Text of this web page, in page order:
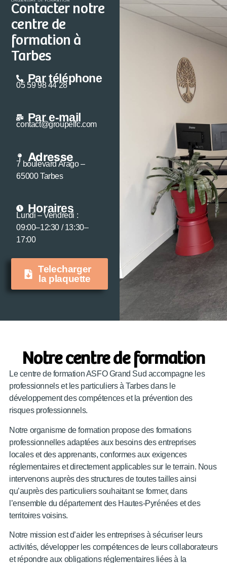
Contacter notre
centre de
formation à
Tarbes
Par téléphone
05 59 98 44 28
Par e-mail
contact@groupelfc.com
Adresse
7 boulevard Arago –
65000 Tarbes
Horaires
Lundi – Vendredi :
09:00–12:30 / 13:30–
17:00
Telecharger
la plaquette
Notre centre de formation
Le centre de formation ASFO Grand Sud accompagne les
professionnels et les particuliers à Tarbes dans le
développement des compétences et la prévention des
risques professionnels.
Notre organisme de formation propose des formations
professionnelles adaptées aux besoins des entreprises
locales et des apprenants, conformes aux exigences
réglementaires et directement applicables sur le terrain. Nous
intervenons auprès des structures de toutes tailles ainsi
qu’auprès des particuliers souhaitant se former, dans
l’ensemble du département des Hautes-Pyrénées et des
territoires voisins.
Notre mission est d’aider les entreprises à sécuriser leurs
activités, développer les compétences de leurs collaborateurs
et répondre aux obligations réglementaires liées à la